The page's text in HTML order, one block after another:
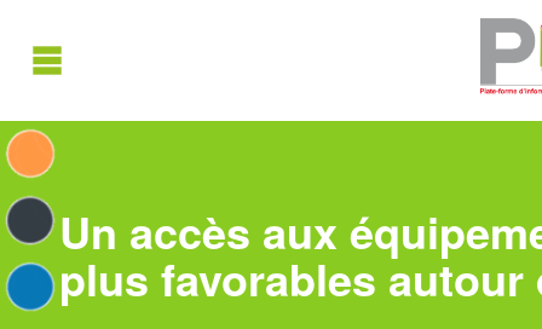
Un accès aux
plus favorables